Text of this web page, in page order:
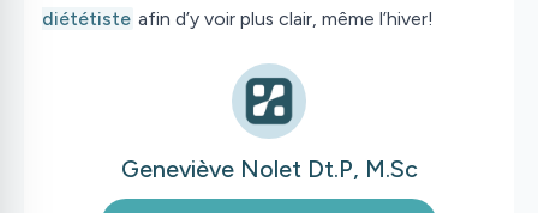
diététiste afin d’y voir plus clair, même l’hiver!
Geneviève Nolet Dt.P, M.Sc